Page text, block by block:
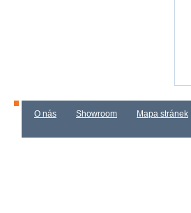
O nás Showroom Mapa stránek